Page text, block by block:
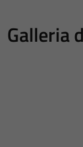
Galleria